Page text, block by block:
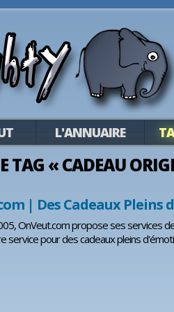
L'ANNUAIRE
TAG « CADEAU
| Des Cadeaux Pleins
OnVeut.com propose ses services
service pour des cadeaux pleins